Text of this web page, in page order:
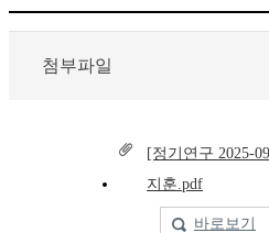
첨부파일
[정기연구 2025-
지훈.pdf
바로보기